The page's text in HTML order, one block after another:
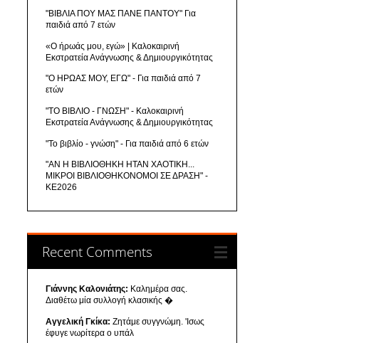
"ΒΙΒΛΙΑ ΠΟΥ ΜΑΣ ΠΑΝΕ ΠΑΝΤΟΥ" Για
παιδιά από 7 ετών
«Ο ήρωάς μου, εγώ» | Καλοκαιρινή
Εκστρατεία Ανάγνωσης & Δημιουργικότητας
"Ο ΗΡΩΑΣ ΜΟΥ, ΕΓΩ" - Για παιδιά από 7
ετών
"ΤΟ ΒΙΒΛΙΟ - ΓΝΩΣΗ" - Καλοκαιρινή
Εκστρατεία Ανάγνωσης & Δημιουργικότητας
"Το βιβλίο - γνώση" - Για παιδιά από 6 ετών
"ΑΝ Η ΒΙΒΛΙΟΘΗΚΗ ΗΤΑΝ ΧΑΟΤΙΚΗ...
ΜΙΚΡΟΙ ΒΙΒΛΙΟΘΗΚΟΝΟΜΟΙ ΣΕ ΔΡΑΣΗ" -
ΚΕ2026
Recent Comments
Γιάννης Καλονιάτης: Καλημέρα σας.
Διαθέτω μία συλλογή κλασικής �
Αγγελική Γκίκα: Ζητάμε συγγνώμη. 'Ισως
έφυγε νωρίτερα ο υπάλ